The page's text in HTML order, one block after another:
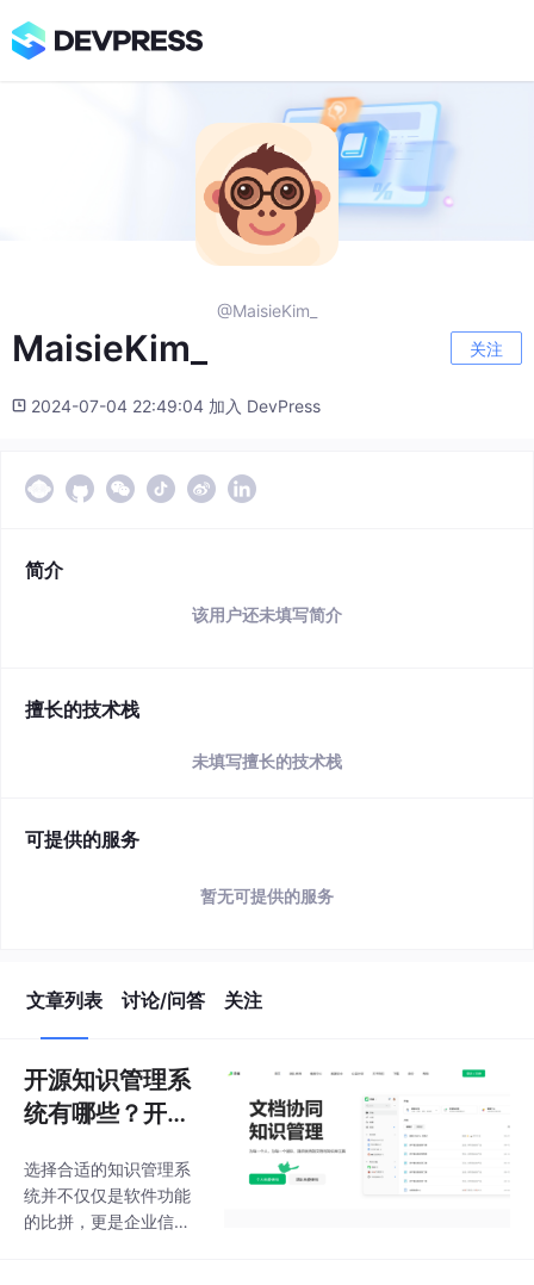
@MaisieKim_
MaisieKim_ 关注
2024-07-04 22:49:04 加入 DevPress
简介
该用户还未填写简介
擅长的技术栈
未填写擅长的技术栈
可提供的服务
暂无可提供的服务
文章列表 讨论/问答 关注
开源知识管理系
统有哪些？开源
系统汇总
选择合适的知识管理系
统并不仅仅是软件功能
的比拼，更是企业信息